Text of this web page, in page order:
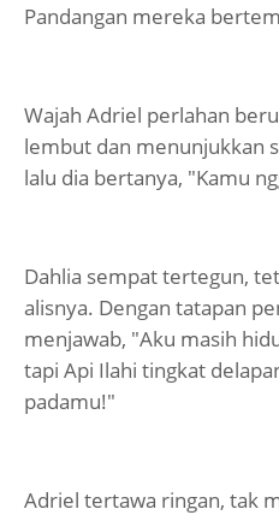
Pandangan mereka
Wajah Adriel perlahan
lembut dan menunjukkan
lalu dia bertanya, "Kamu
Dahlia sempat tertegun,
alisnya. Dengan tatapan
menjawab, "Aku masih
tapi Api Ilahi tingkat
padamu!"
Adriel tertawa ringan, tak